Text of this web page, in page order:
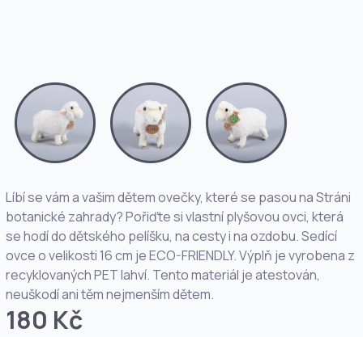
Líbí se vám a vašim dětem ovečky, které se pasou na Stráni
botanické zahrady? Pořiďte si vlastní plyšovou ovci, která
se hodí do dětského pelíšku, na cesty i na ozdobu. Sedící
ovce o velikosti 16 cm je ECO-FRIENDLY. Výplň je vyrobena z
recyklovaných PET lahví. Tento materiál je atestován,
neuškodí ani těm nejmenším dětem.
180 Kč